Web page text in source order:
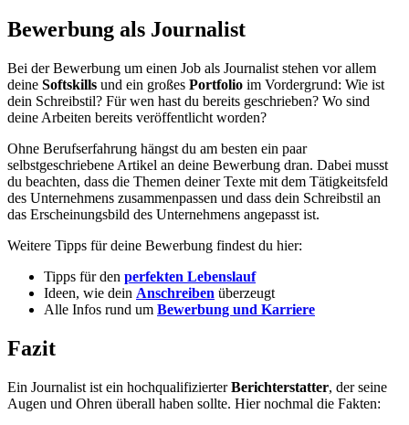
Bewerbung als Journalist
Bei der Bewerbung um einen Job als Journalist stehen vor allem
deine Softskills und ein großes Portfolio im Vordergrund: Wie ist
dein Schreibstil? Für wen hast du bereits geschrieben? Wo sind
deine Arbeiten bereits veröffentlicht worden?
Ohne Berufserfahrung hängst du am besten ein paar
selbstgeschriebene Artikel an deine Bewerbung dran. Dabei musst
du beachten, dass die Themen deiner Texte mit dem Tätigkeitsfeld
des Unternehmens zusammenpassen und dass dein Schreibstil an
das Erscheinungsbild des Unternehmens angepasst ist.
Weitere Tipps für deine Bewerbung findest du hier:
Tipps für den perfekten Lebenslauf
Ideen, wie dein Anschreiben überzeugt
Alle Infos rund um Bewerbung und Karriere
Fazit
Ein Journalist ist ein hochqualifizierterBerichterstatter, der seine
Augen und Ohren überall haben sollte. Hier nochmal die Fakten: